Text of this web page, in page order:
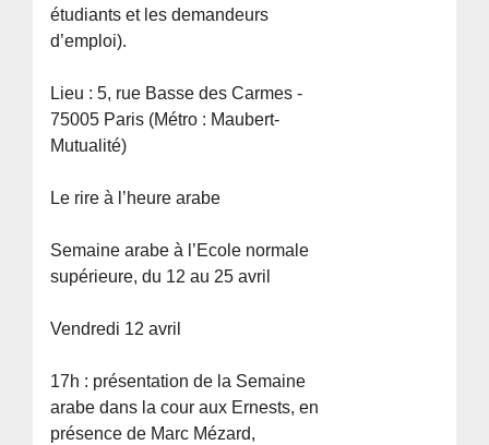
étudiants et les demandeurs
d’emploi).
Lieu : 5, rue Basse des Carmes -
75005 Paris (Métro : Maubert-
Mutualité)
Le rire à l’heure arabe
Semaine arabe à l’Ecole normale
supérieure, du 12 au 25 avril
Vendredi 12 avril
17h : présentation de la Semaine
arabe dans la cour aux Ernests, en
présence de Marc Mézard,